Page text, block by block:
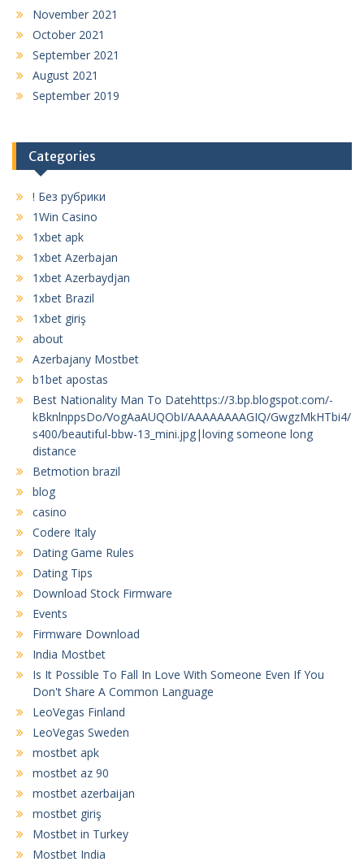
November 2021
October 2021
September 2021
August 2021
September 2019
Categories
! Без рубрики
1Win Casino
1xbet apk
1xbet Azerbajan
1xbet Azerbaydjan
1xbet Brazil
1xbet giriş
about
Azerbajany Mostbet
b1bet apostas
Best Nationality Man To Datehttps://3.bp.blogspot.com/-
kBknlnppsDo/VogAaAUQObI/AAAAAAAAGIQ/GwgzMkHTbi4/
s400/beautiful-bbw-13_mini.jpg|loving someone long
distance
Betmotion brazil
blog
casino
Codere Italy
Dating Game Rules
Dating Tips
Download Stock Firmware
Events
Firmware Download
India Mostbet
Is It Possible To Fall In Love With Someone Even If You
Don't Share A Common Language
LeoVegas Finland
LeoVegas Sweden
mostbet apk
mostbet az 90
mostbet azerbaijan
mostbet giriş
Mostbet in Turkey
Mostbet India